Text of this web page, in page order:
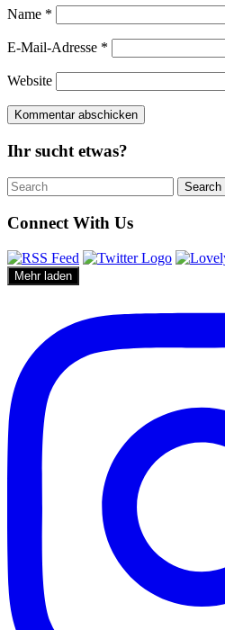
Name *
E-Mail-Adresse *
Website
Ihr sucht etwas?
Search
for:
Search
Connect With Us
Mehr laden